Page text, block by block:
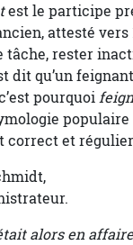
est le participe
attesté vers
tâche, rester
dit qu’un
pourquoi
correct et régulier
alors en